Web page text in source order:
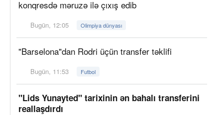
konqresdə məruzə ilə çıxış edib
Bugün, 12:05 Olimpiya dünyası
"Barselona"dan Rodri üçün transfer təklifi
Bugün, 11:53 Futbol
"Lids Yunayted" tarixinin ən bahalı transferini
reallaşdırdı